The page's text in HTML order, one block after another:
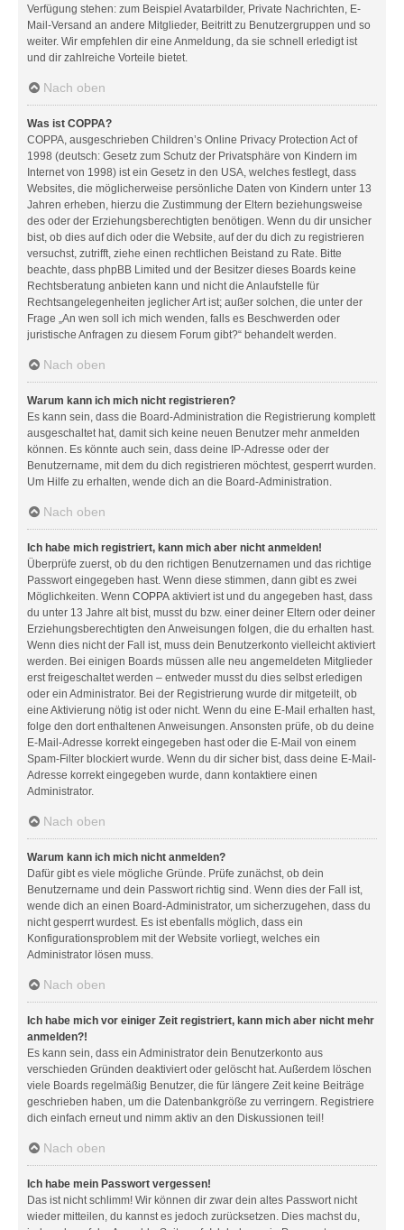
Verfügung stehen: zum Beispiel Avatarbilder, Private Nachrichten, E-
Mail-Versand an andere Mitglieder, Beitritt zu Benutzergruppen und so
weiter. Wir empfehlen dir eine Anmeldung, da sie schnell erledigt ist
und dir zahlreiche Vorteile bietet.
Nach oben
Was ist COPPA?
COPPA, ausgeschrieben Children’s Online Privacy Protection Act of
1998 (deutsch: Gesetz zum Schutz der Privatsphäre von Kindern im
Internet von 1998) ist ein Gesetz in den USA, welches festlegt, dass
Websites, die möglicherweise persönliche Daten von Kindern unter 13
Jahren erheben, hierzu die Zustimmung der Eltern beziehungsweise
des oder der Erziehungsberechtigten benötigen. Wenn du dir unsicher
bist, ob dies auf dich oder die Website, auf der du dich zu registrieren
versuchst, zutrifft, ziehe einen rechtlichen Beistand zu Rate. Bitte
beachte, dass phpBB Limited und der Besitzer dieses Boards keine
Rechtsberatung anbieten kann und nicht die Anlaufstelle für
Rechtsangelegenheiten jeglicher Art ist; außer solchen, die unter der
Frage „An wen soll ich mich wenden, falls es Beschwerden oder
juristische Anfragen zu diesem Forum gibt?“ behandelt werden.
Nach oben
Warum kann ich mich nicht registrieren?
Es kann sein, dass die Board-Administration die Registrierung komplett
ausgeschaltet hat, damit sich keine neuen Benutzer mehr anmelden
können. Es könnte auch sein, dass deine IP-Adresse oder der
Benutzername, mit dem du dich registrieren möchtest, gesperrt wurden.
Um Hilfe zu erhalten, wende dich an die Board-Administration.
Nach oben
Ich habe mich registriert, kann mich aber nicht anmelden!
Überprüfe zuerst, ob du den richtigen Benutzernamen und das richtige
Passwort eingegeben hast. Wenn diese stimmen, dann gibt es zwei
Möglichkeiten. Wenn COPPA aktiviert ist und du angegeben hast, dass
du unter 13 Jahre alt bist, musst du bzw. einer deiner Eltern oder deiner
Erziehungsberechtigten den Anweisungen folgen, die du erhalten hast.
Wenn dies nicht der Fall ist, muss dein Benutzerkonto vielleicht aktiviert
werden. Bei einigen Boards müssen alle neu angemeldeten Mitglieder
erst freigeschaltet werden – entweder musst du dies selbst erledigen
oder ein Administrator. Bei der Registrierung wurde dir mitgeteilt, ob
eine Aktivierung nötig ist oder nicht. Wenn du eine E-Mail erhalten hast,
folge den dort enthaltenen Anweisungen. Ansonsten prüfe, ob du deine
E-Mail-Adresse korrekt eingegeben hast oder die E-Mail von einem
Spam-Filter blockiert wurde. Wenn du dir sicher bist, dass deine E-Mail-
Adresse korrekt eingegeben wurde, dann kontaktiere einen
Administrator.
Nach oben
Warum kann ich mich nicht anmelden?
Dafür gibt es viele mögliche Gründe. Prüfe zunächst, ob dein
Benutzername und dein Passwort richtig sind. Wenn dies der Fall ist,
wende dich an einen Board-Administrator, um sicherzugehen, dass du
nicht gesperrt wurdest. Es ist ebenfalls möglich, dass ein
Konfigurationsproblem mit der Website vorliegt, welches ein
Administrator lösen muss.
Nach oben
Ich habe mich vor einiger Zeit registriert, kann mich aber nicht mehr
anmelden?!
Es kann sein, dass ein Administrator dein Benutzerkonto aus
verschieden Gründen deaktiviert oder gelöscht hat. Außerdem löschen
viele Boards regelmäßig Benutzer, die für längere Zeit keine Beiträge
geschrieben haben, um die Datenbankgröße zu verringern. Registriere
dich einfach erneut und nimm aktiv an den Diskussionen teil!
Nach oben
Ich habe mein Passwort vergessen!
Das ist nicht schlimm! Wir können dir zwar dein altes Passwort nicht
wieder mitteilen, du kannst es jedoch zurücksetzen. Dies machst du,